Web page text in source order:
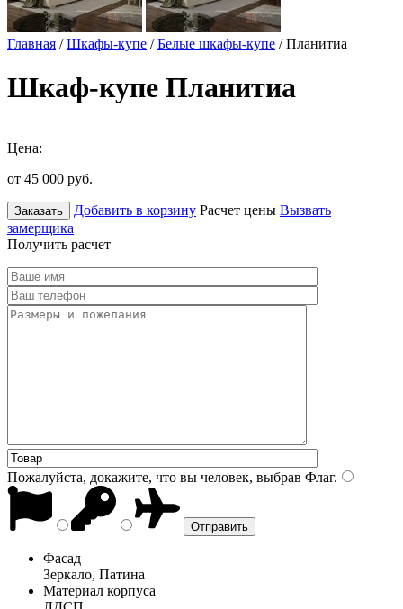
Главная /Шкафы-купе /Белые шкафы-купе / Планитиа
Шкаф-купе Планитиа
Цена:
от 45 000 руб.
Заказать Добавить в корзину Расчет цены Вызвать
замерщика
Получить расчет
Пожалуйста, докажите, что вы человек, выбрав Флаг.
Фасад
Зеркало, Патина
Материал корпуса